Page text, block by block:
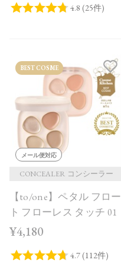
BEST COSME
メール便対応
CONCEALER コンシーラー
【to/one】ペタル フロー
ト フローレス タッチ 01
¥4,180